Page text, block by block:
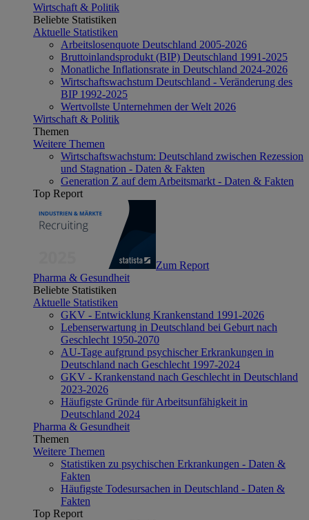
Wirtschaft & Politik
Beliebte Statistiken
Aktuelle Statistiken
Arbeitslosenquote Deutschland 2005-2026
Bruttoinlandsprodukt (BIP) Deutschland 1991-2025
Monatliche Inflationsrate in Deutschland 2024-2026
Wirtschaftswachstum Deutschland - Veränderung des
BIP 1992-2025
Wertvollste Unternehmen der Welt 2026
Wirtschaft & Politik
Themen
Weitere Themen
Wirtschaftswachstum: Deutschland zwischen Rezession
und Stagnation - Daten & Fakten
Generation Z auf dem Arbeitsmarkt - Daten & Fakten
Top Report
Zum Report
Pharma & Gesundheit
Beliebte Statistiken
Aktuelle Statistiken
GKV - Entwicklung Krankenstand 1991-2026
Lebenserwartung in Deutschland bei Geburt nach
Geschlecht 1950-2070
AU-Tage aufgrund psychischer Erkrankungen in
Deutschland nach Geschlecht 1997-2024
GKV - Krankenstand nach Geschlecht in Deutschland
2023-2026
Häufigste Gründe für Arbeitsunfähigkeit in
Deutschland 2024
Pharma & Gesundheit
Themen
Weitere Themen
Statistiken zu psychischen Erkrankungen - Daten &
Fakten
Häufigste Todesursachen in Deutschland - Daten &
Fakten
Top Report